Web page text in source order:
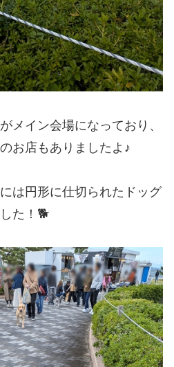
メイン会場になっており、
お店もありましたよ♪
は円形に仕切られたドッグ
た！🐕